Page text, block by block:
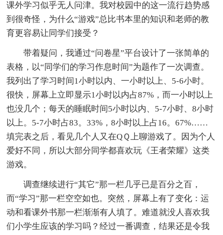
课外学习似乎无人问津。我对校园中的这一流行趋势感
到很奇怪，为什么“游戏”总比书本里的知识和老师的教
育更容易让同学们接受？
带着疑问，我通过“问卷星”平台设计了一张简单的
表格，以“同学们的学习作息时间”为题作了一次调查。
我列出了学习时间1小时以内、一小时以上、5-6小时。
很快，屏幕上立即显示1小时以内占87%，而一小时以上
也没几个；每天的睡眠时间5小时以内、5-7小时、8小时
以上。5-7小时占83。33%，8小时以上占16。67%……
填完表之后，看见几个人又在QＱ上聊游戏了。因为个人
爱好不同，所以大部分同学都喜欢玩《王者荣耀》这类
游戏。
调查继续进行“其它”那一栏几乎已是百分之百，
而“学习”那一栏空空如也。突然，屏幕上有了变化：运
动和看课外书那一栏渐渐有人填了。难道就没人喜欢我
们小学生应该的学习吗？经过一番调查，结果还是令我